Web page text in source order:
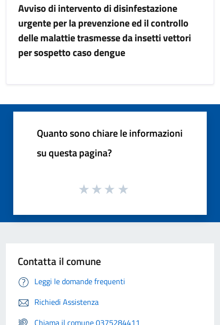
Avviso di intervento di disinfestazione
urgente per la prevenzione ed il controllo
delle malattie trasmesse da insetti vettori
per sospetto caso dengue
Quanto sono chiare le informazioni
su questa pagina?
Contatta il comune
Leggi le domande frequenti
Richiedi Assistenza
Chiama il comune 0375284411